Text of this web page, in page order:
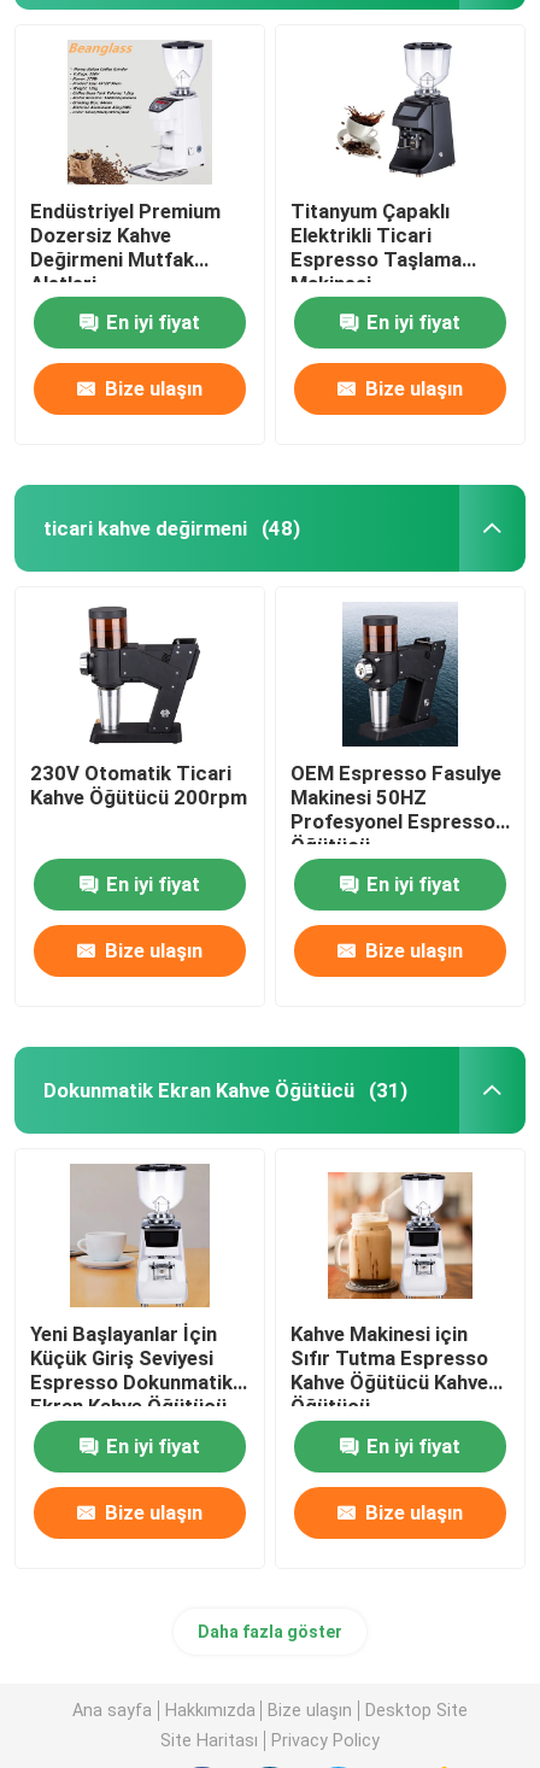
Endüstriyel Premium
Dozersiz Kahve
Değirmeni Mutfak
Aletleri
En iyi fiyat
Bize ulaşın
Titanyum Çapaklı
Elektrikli Ticari
Espresso Taşlama
Makinesi
En iyi fiyat
Bize ulaşın
ticari kahve değirmeni (48)
230V Otomatik Ticari
Kahve Öğütücü 200rpm
En iyi fiyat
Bize ulaşın
OEM Espresso Fasulye
Makinesi 50HZ
Profesyonel Espresso
Öğütücü
En iyi fiyat
Bize ulaşın
Dokunmatik Ekran Kahve Öğütücü (31)
Yeni Başlayanlar İçin
Küçük Giriş Seviyesi
Espresso Dokunmatik
Ekran Kahve Öğütücü
Kahve Öğütücü
En iyi fiyat
Bize ulaşın
Kahve Makinesi için
Sıfır Tutma Espresso
Kahve Öğütücü Kahve
Öğütücü
En iyi fiyat
Bize ulaşın
Daha fazla göster
Ana sayfa Hakkımızda Bize ulaşın
Desktop Site
Site Haritası
Privacy Policy